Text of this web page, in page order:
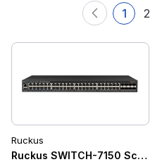
1 2
Ruckus
Ruckus SWITCH-7150 Schalter